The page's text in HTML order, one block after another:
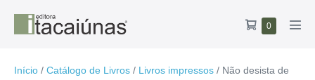
conteúdo
Carrinho
0Itens
Início / Catálogo de Livros / Livros impressos / Não desista de